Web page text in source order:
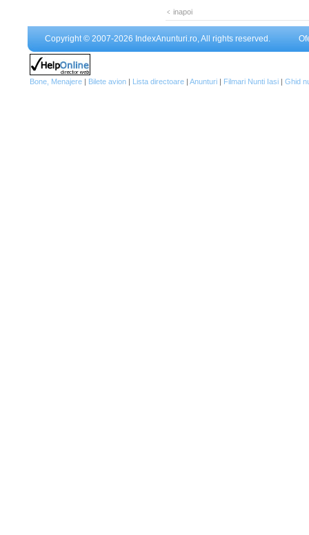
inapoi
Copyright © 2007-2026 IndexAnunturi.ro, All rights reserved.
Bone, Menajere | Bilete avion | Lista directoare | Anunturi | Filmari Nunti Iasi | Ghid